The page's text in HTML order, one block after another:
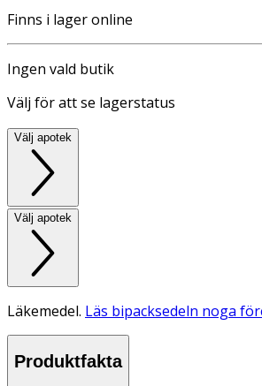
Finns i lager online
Ingen vald butik
Välj för att se lagerstatus
Välj apotek
Välj apotek
Läkemedel. Läs bipacksedeln noga
Produktfakta